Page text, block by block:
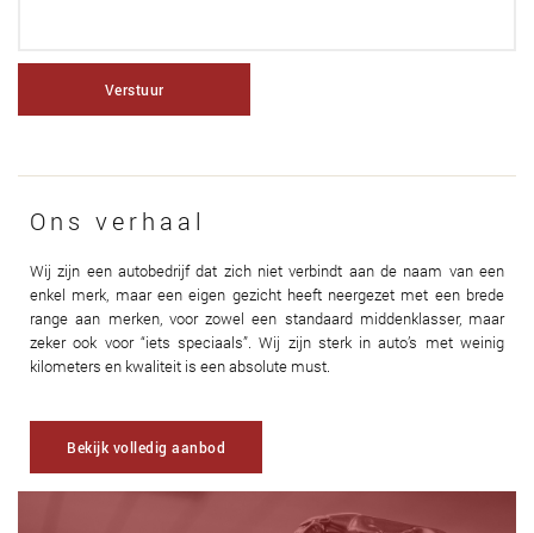
Verstuur
Ons verhaal
Wij zijn een autobedrijf dat zich niet verbindt aan de naam van een
enkel merk, maar een eigen gezicht heeft neergezet met een brede
range aan merken, voor zowel een standaard middenklasser, maar
zeker ook voor “iets speciaals”. Wij zijn sterk in auto’s met weinig
kilometers en kwaliteit is een absolute must.
Bekijk volledig aanbod